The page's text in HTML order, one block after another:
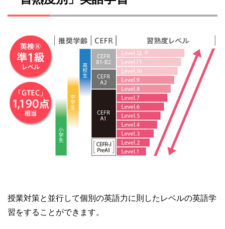
授業対策と並行して個別の英語力に則したレベルの英語学
習をすることができます。